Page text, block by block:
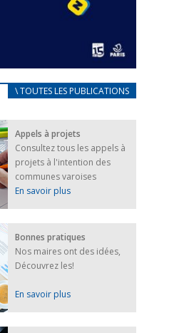
au mieux les réfugiés
en France,...
\ TOUTES LES PUBLICATIONS
Appels à projets
Consultez tous les appels à
projets à l'intention des
communes varoises
En savoir plus
Bonnes pratiques
Nos maires ont des idées,
Découvrez les!
En savoir plus